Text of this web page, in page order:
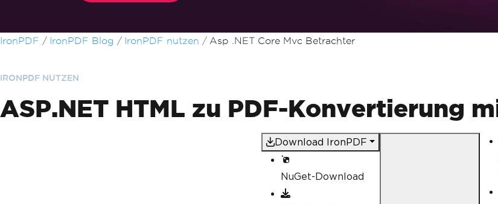
// An optional
Zum Fußzeileninhalt springen
IronPDF IronPDF Blog IronPDF nutzen Asp .NET Core Mvc Betrachter
IRONPDF NUTZEN
ASP.NET HTML zu PDF-Konvertierung
Download IronPDF
NuGet-Download